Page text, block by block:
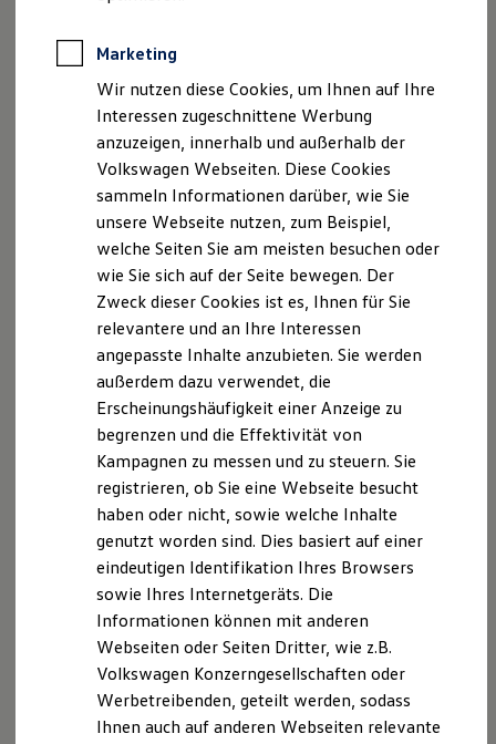
Software, Konnektivität & Apps
California App
VW Connect für Ihren ID. Buzz
VW Connect für Ihren Transporter/Caravelle
VW Connect für Ihren Amarok
VW Connect für andere Modelle
Connect Pro
Fleet Interface Data
Multistop Pathfinder
Übersicht Software Updates
Hilfreiches für Besitzer
Fahrerassistenz- und Sicherheitssysteme
Kontrollleuchten
Kurzfahrprofile und Ölverdünnung
XTL-Dieselkraftstoff
Ersatzteile und Betriebsflüssigkeiten
Original Zubehör und Lifestyle Produkte
myVolkswagen
myVolkswagen Business
Elektrisch & Autonom
Elektro - & Hybridfahrzeuge
Unser Ansatz
Klimafreundlicher Strom
Reichweite & Ladelösungen
Reichweitensimulator
Ladezeitensimulator
Ladelösungen für Privatkunden
Ladelösungen für Gewerbekunden
Wallbox und Ladekabel
Förderung & Kosten der Elektrofahrzeuge
Fördermöglichkeiten für Privatkunden
Fördermöglichkeiten für Gewerbekunden
Marketing
Wir nutzen diese Cookies, um Ihnen auf Ihre
Interessen zugeschnittene Werbung
anzuzeigen, innerhalb und außerhalb der
Volkswagen Webseiten. Diese Cookies
sammeln Informationen darüber, wie Sie
unsere Webseite nutzen, zum Beispiel,
welche Seiten Sie am meisten besuchen oder
wie Sie sich auf der Seite bewegen. Der
Zweck dieser Cookies ist es, Ihnen für Sie
relevantere und an Ihre Interessen
angepasste Inhalte anzubieten. Sie werden
außerdem dazu verwendet, die
Erscheinungshäufigkeit einer Anzeige zu
begrenzen und die Effektivität von
Kampagnen zu messen und zu steuern. Sie
registrieren, ob Sie eine Webseite besucht
haben oder nicht, sowie welche Inhalte
genutzt worden sind. Dies basiert auf einer
eindeutigen Identifikation Ihres Browsers
sowie Ihres Internetgeräts. Die
Informationen können mit anderen
Webseiten oder Seiten Dritter, wie z.B.
Volkswagen Konzerngesellschaften oder
Werbetreibenden, geteilt werden, sodass
Ihnen auch auf anderen Webseiten relevante